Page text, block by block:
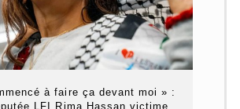
à faire ça devant moi » :
LFI Rima Hassan victime